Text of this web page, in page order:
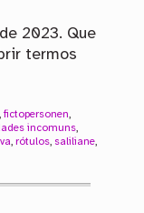
2023. Que
termos
,fictopersonen,
incomuns,
, rótulos, saliliane,